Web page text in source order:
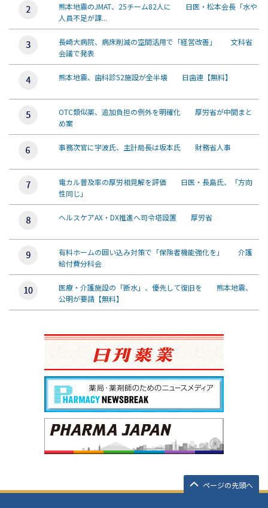
熊本地震のJMAT、25チーム82人に 日医・松本会長「水や
人員不足が課...
長崎大病院、病床削減の空間活用で「経営改善」 文科省
会議で発表
熊本地震、歯科診52施設が全半壊 日歯連【無料】
OTC類似薬、追加負担の例外を明確化 厚労省が中間まと
め案
事務次官に宇波氏、主計局長は坂本氏 財務省人事
電カル普及率の厚労相見解を評価 日医・長島氏、「方向
性同じ」
ヘルスケアAX・DX推進へ司令塔設置 厚労省
有料ホームの囲い込み対策で「保険者機能強化を」 介護
給付費分科会
医療・介護施設の「断水」、優先して復旧を 熊本地震、
公明が要請【無料】
ページの先頭へ